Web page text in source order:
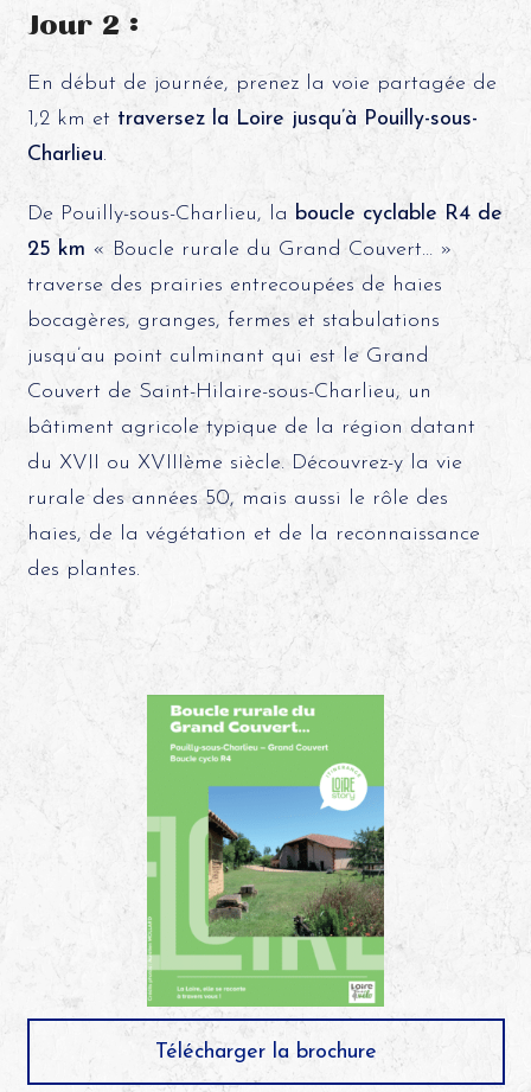
Jour 2 :
En début de journée, prenez la voie partagée de
1,2 km et traversez la Loire jusqu’à Pouilly-sous-
Charlieu.
De Pouilly-sous-Charlieu, la boucle cyclable R4 de
25 km « Boucle rurale du Grand Couvert… »
traverse des prairies entrecoupées de haies
bocagères, granges, fermes et stabulations
jusqu’au point culminant qui est le Grand
Couvert de Saint-Hilaire-sous-Charlieu, un
bâtiment agricole typique de la région datant
du XVII ou XVIIIème siècle. Découvrez-y la vie
rurale des années 50, mais aussi le rôle des
haies, de la végétation et de la reconnaissance
des plantes.
Télécharger la brochure